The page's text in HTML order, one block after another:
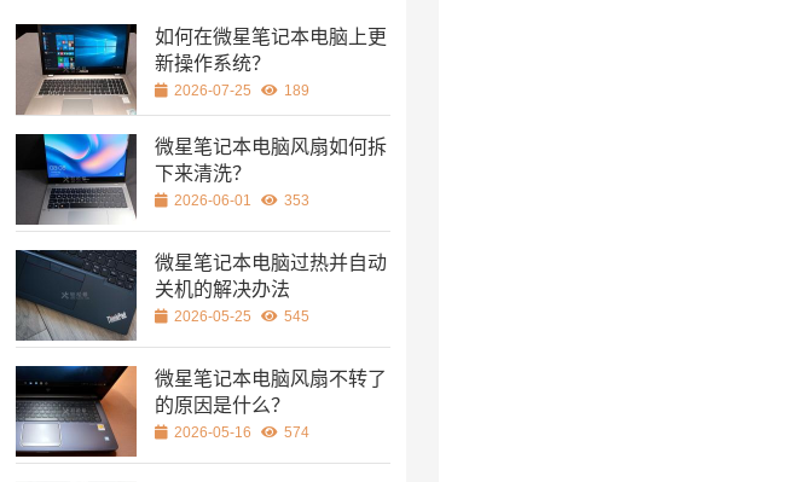
如何在微星笔记本电脑上更
新操作系统？
2026-07-25 189
微星笔记本电脑风扇如何拆
下来清洗？
2026-06-01 353
微星笔记本电脑过热并自动
关机的解决办法
2026-05-25 545
微星笔记本电脑风扇不转了
的原因是什么？
2026-05-16 574